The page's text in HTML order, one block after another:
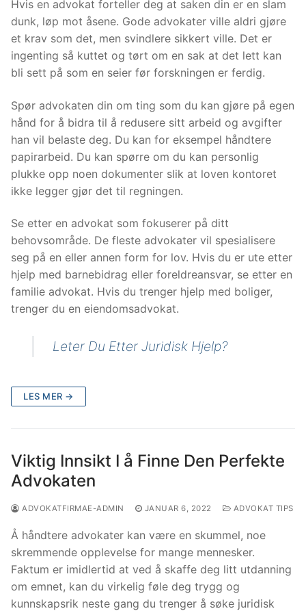
Hvis en advokat forteller deg at saken din er en slam
dunk, løp mot åsene. Gode advokater ville aldri gjøre
et krav som det, men svindlere sikkert ville. Det er
ingenting så kuttet og tørt om en sak at det lett kan
bli sett på som en seier før forskningen er ferdig.
Spør advokaten din om ting som du kan gjøre på egen
hånd for å bidra til å redusere sitt arbeid og avgifter
han vil belaste deg. Du kan for eksempel håndtere
papirarbeid. Du kan spørre om du kan personlig
plukke opp noen dokumenter slik at loven kontoret
ikke legger gjør det til regningen.
Se etter en advokat som fokuserer på ditt
behovsområde. De fleste advokater vil spesialisere
seg på en eller annen form for lov. Hvis du er ute etter
hjelp med barnebidrag eller foreldreansvar, se etter en
familie advokat. Hvis du trenger hjelp med boliger,
trenger du en eiendomsadvokat.
Leter Du Etter Juridisk Hjelp?
LES MER →
Viktig Innsikt I å Finne Den Perfekte
Advokaten
ADVOKATFIRMAE-ADMIN JANUAR 6, 2022 ADVOKAT TIPS
Å håndtere advokater kan være en skummel, noe
skremmende opplevelse for mange mennesker.
Faktum er imidlertid at ved å skaffe deg litt utdanning
om emnet, kan du virkelig føle deg trygg og
kunnskapsrik neste gang du trenger å søke juridisk